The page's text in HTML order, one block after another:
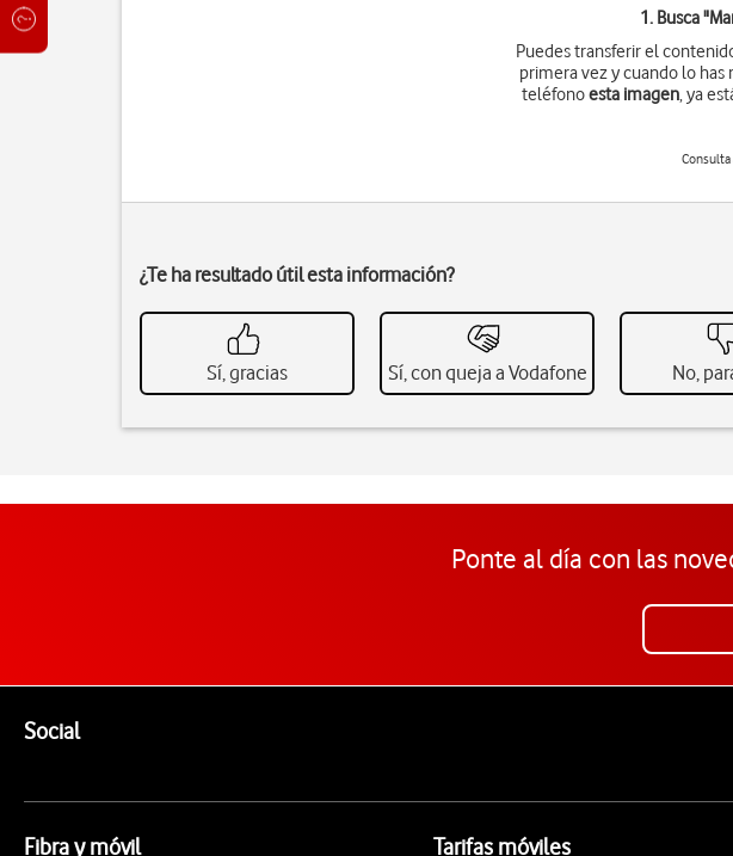
1. Busca "
Puedes transferir el
primera vez y cuando lo
teléfonoesta imagen, ya
¿Te ha resultado útil esta información?
Sí, gracias Sí, con queja a Vodafone No,
Ponte al día con las
SocialEnlaces a las redes sociales de Vodafone
Fibra y móvil Tarifas móviles